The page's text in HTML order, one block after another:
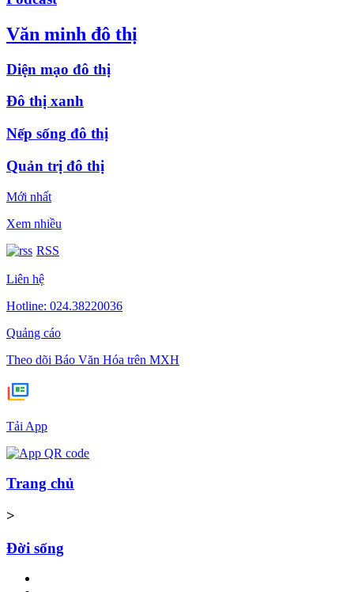
Văn minh đô thị
Diện mạo đô thị
Đô thị xanh
Nếp sống đô thị
Quản trị đô thị
Mới nhất
Xem nhiều
RSS
Liên hệ
Hotline: 024.38220036
Quảng cáo
Theo dõi Báo Văn Hóa trên MXH
Tải App
Trang chủ
>
Đời sống